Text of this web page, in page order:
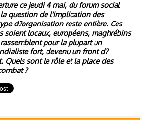
ce jeudi 4 mai, du forum social
question de l'implication des
d?organisation reste entière. Ces
soient locaux, européens, maghrébins
pour la plupart un
fort, devenu un front d?
Quels sont le rôle et la place des
?